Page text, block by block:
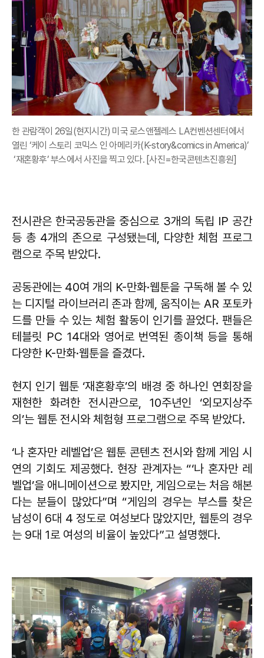
한 관람객이 26일(현지시간) 미국 로스앤젤레스 LA컨벤션센터에서
열린 ‘케이 스토리 코믹스 인 아메리카(K-story&comics in America)’
‘재혼황후’ 부스에서 사진을 찍고 있다. [사진=한국콘텐츠진흥원]
전시관은 한국공동관을 중심으로 3개의 독립 IP 공간
등 총 4개의 존으로 구성됐는데, 다양한 체험 프로그
램으로 주목 받았다.
공동관에는 40여 개의 K-만화·웹툰을 구독해 볼 수 있
는 디지털 라이브러리 존과 함께, 움직이는 AR 포토카
드를 만들 수 있는 체험 활동이 인기를 끌었다. 팬들은
테블릿 PC 14대와 영어로 번역된 종이책 등을 통해
다양한 K-만화·웹툰을 즐겼다.
현지 인기 웹툰 ‘재혼황후’의 배경 중 하나인 연회장을
재현한 화려한 전시관으로, 10주년인 ‘외모지상주
의’는 웹툰 전시와 체험형 프로그램으로 주목 받았다.
‘나 혼자만 레벨업’은 웹툰 콘텐츠 전시와 함께 게임 시
연의 기회도 제공했다. 현장 관계자는 “‘나 혼자만 레
벨업’을 애니메이션으로 봤지만, 게임으로는 처음 해본
다는 분들이 많았다”며 “게임의 경우는 부스를 찾은
남성이 6대 4 정도로 여성보다 많았지만, 웹툰의 경우
는 9대 1로 여성의 비율이 높았다”고 설명했다.